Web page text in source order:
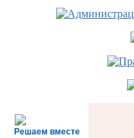
Решаем вместе